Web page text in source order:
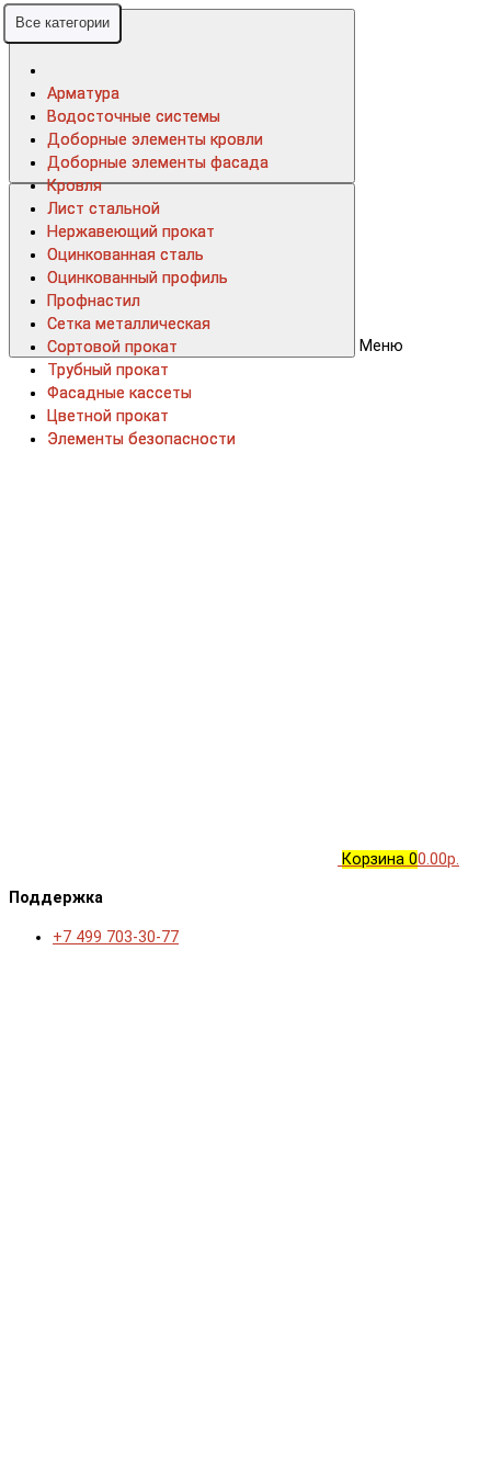
Меню
Корзина 00.00р.
Поддержка
+7 499 703-30-77
Все категории
Арматура
Водосточные системы
Доборные элементы кровли
Доборные элементы фасада
Кровля
Лист стальной
Нержавеющий прокат
Оцинкованная сталь
Оцинкованный профиль
Профнастил
Сетка металлическая
Сортовой прокат
Трубный прокат
Фасадные кассеты
Цветной прокат
Элементы безопасности
Все категории
Арматура
Водосточные системы
Доборные элементы кровли
Доборные элементы фасада
Кровля
Лист стальной
Нержавеющий прокат
Оцинкованная сталь
Оцинкованный профиль
Профнастил
Сетка металлическая
Сортовой прокат
Трубный прокат
Фасадные кассеты
Цветной прокат
Элементы безопасности